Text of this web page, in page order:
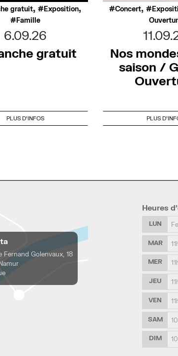
gratuit, Exposition,
Famille
6.09.26
gratuit
PLUS D'INFOS
Concert,
Nos
saison /
PLUS
Fernand Golenvaux, 18
Heures
LUN
MAR
MER
JEU
VEN
SAM
DIM